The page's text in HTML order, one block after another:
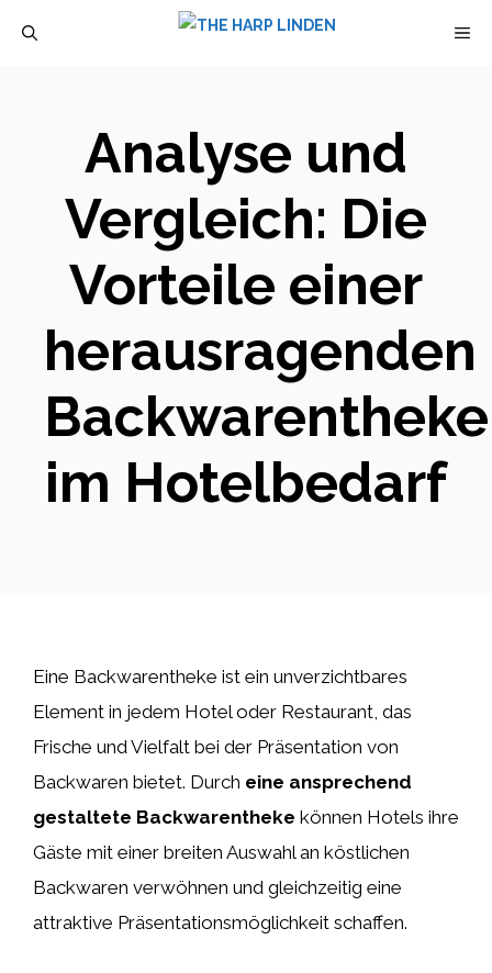
Analyse und
Vergleich: Die
Vorteile einer
herausragenden
Backwarentheke
im Hotelbedarf
Eine Backwarentheke ist ein unverzichtbares
Element in jedem Hotel oder Restaurant, das
Frische und Vielfalt bei der Präsentation von
Backwaren bietet. Durch eine ansprechend
gestaltete Backwarentheke können Hotels ihre
Gäste mit einer breiten Auswahl an köstlichen
Backwaren verwöhnen und gleichzeitig eine
attraktive Präsentationsmöglichkeit schaffen.